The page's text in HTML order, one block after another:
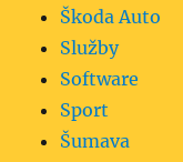
Škoda Auto
Služby
Software
Sport
Šumava